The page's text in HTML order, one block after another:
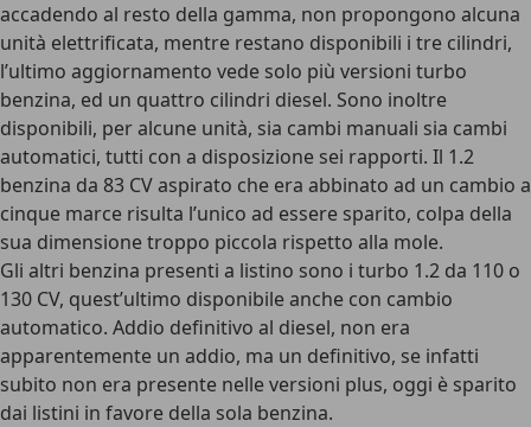
accadendo al resto della gamma, non propongono alcuna
unità elettrificata, mentre restano disponibili i tre cilindri,
l’ultimo aggiornamento vede solo più versioni turbo
benzina, ed un quattro cilindri diesel. Sono inoltre
disponibili, per alcune unità, sia cambi manuali sia cambi
automatici, tutti con a disposizione sei rapporti. Il 1.2
benzina da 83 CV aspirato che era abbinato ad un cambio a
cinque marce risulta l’unico ad essere sparito, colpa della
sua dimensione troppo piccola rispetto alla mole.
Gli altri benzina presenti a listino sono i turbo 1.2 da 110 o
130 CV, quest’ultimo disponibile anche con cambio
automatico. Addio definitivo al diesel, non era
apparentemente un addio, ma un definitivo, se infatti
subito non era presente nelle versioni plus, oggi è sparito
dai listini in favore della sola benzina.